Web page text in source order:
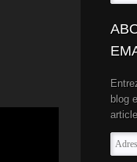
blog
e-